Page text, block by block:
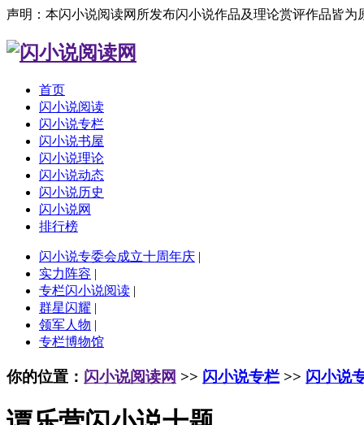
声明：本闪小说阅读网所发布闪小说作品及理论赏评作品皆
首页
闪小说阅读
闪小说专栏
闪小说书屋
闪小说理论
闪小说动态
闪小说历史
闪小说网
排行榜
闪小说专委会成立十周年庆 |
实力阵容 |
专栏闪小说阅读 |
群星闪耀 |
领军人物 |
专栏博物馆
你的位置： 闪小说阅读网 >> 闪小说专栏 >> 闪小说